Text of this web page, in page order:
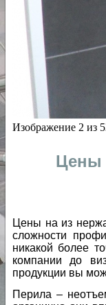
Изображение 2 из
Цены
Цены на из
сложности
никакой более
компании до
продукции вы
Перила –